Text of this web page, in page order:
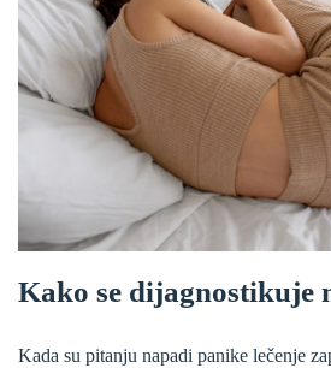
Kako se dijagnostikuje
Kada su pitanju napadi panike lečenje